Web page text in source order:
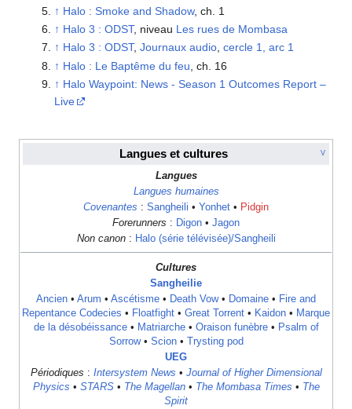
↑ Halo : Smoke and Shadow, ch. 1
↑ Halo 3 : ODST, niveau Les rues de Mombasa
↑ Halo 3 : ODST, Journaux audio, cercle 1, arc 1
↑ Halo : Le Baptême du feu , ch. 16
↑ Halo Waypoint: News - Season 1 Outcomes Report –
Live
V
Langues et cultures
Langues
Langues humaines
Covenantes : Sangheili • Yonhet • Pidgin
Forerunners : Digon • Jagon
Non canon: Halo (série télévisée)/Sangheili
Cultures
Sangheilie
Ancien • Arum • Ascétisme • Death Vow• Domaine • Fire and
Repentance Codecies • Floatfight • Great Torrent • Kaidon • Marque
de la désobéissance• Matriarche• Oraison funèbre• Psalm of
Sorrow• Scion•
Trysting pod
UEG
Périodiques : Intersystem News • Journal of Higher Dimensional
Physics • STARS• The Magellan• The Mombasa Times • The
Spirit